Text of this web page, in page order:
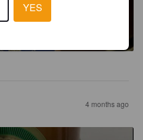
IPA
4 months ago
YES